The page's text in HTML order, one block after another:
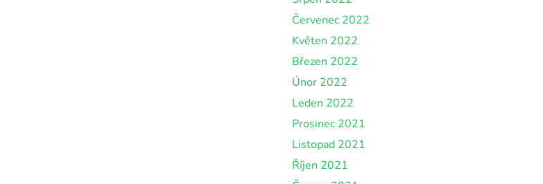
Červenec 2022
Květen 2022
Březen 2022
Únor 2022
Leden 2022
Prosinec 2021
Listopad 2021
Říjen 2021